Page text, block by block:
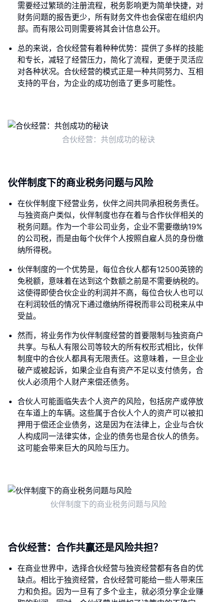
需要经过繁琐的注册流程，税务影响更为简单快捷，对
财务问题的报告更少，所有财务文件也会保密在组织内
部。而有限公司则需要将其会计信息公开。
总的来说，合伙经营有着种种优势：提供了多样的技能
和专长，减轻了经营压力，简化了流程，更便于灵活应
对各种状况。合伙经营的模式正是一种共同努力、互相
支持的平台，为企业的成功创造了更多可能性。
合伙经营：共创成功的秘诀
伙伴制度下的商业税务问题与风险
在伙伴制度下经营业务，伙伴之间共同承担税务责任。
与独资商户类似，伙伴制度也存在着与合作伙伴相关的
税务问题。作为一个非公司业务，企业不需要缴纳19%
的公司税，而是由每个伙伴个人按照自雇人员的身份缴
纳所得税。
伙伴制度的一个优势是，每位合伙人都有12500英镑的
免税额，意味着在达到这个数额之前是不需要纳税的。
这使得即使合伙企业的利润并不高，每位合伙人也可以
在利润较低的情况下通过缴纳所得税而非公司税来从中
受益。
然而，将业务作为伙伴制度经营的首要限制与独资商户
共享。与私人有限公司等较大的所有权形式相比，伙伴
制度中的合伙人都具有无限责任。这意味着，一旦企业
破产或被起诉，如果企业自有资产不足以支付债务，合
伙人必须用个人财产来偿还债务。
合伙人可能面临失去个人资产的风险，包括房产或停放
在车道上的车辆。这些属于合伙人个人的资产可以被扣
押用于偿还企业债务，这是因为在法律上，企业与合伙
人构成同一法律实体，企业的债务也是合伙人的债务。
这可能会带来巨大的风险与压力。
伙伴制度下的商业税务问题与风险
合伙经营：合作共赢还是风险共担？
在商业世界中，选择合伙经营与独资经营都有各自的优
缺点。相比于独资经营，合伙经营可能给一些人带来压
力和负担。因为一旦有了多个业主，就必须分享企业赚